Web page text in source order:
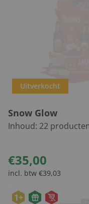
Uitverkocht
Snow Glow
Inhoud: 22
€35,00
incl. btw €39,03
1+